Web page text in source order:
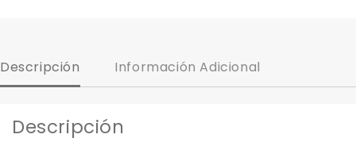
Descripción Información Adicional
Descripción